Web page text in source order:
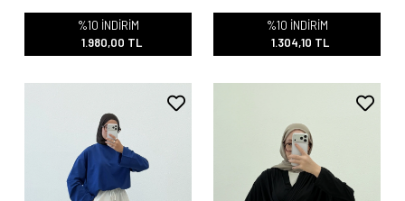
%10 İNDİRİM
1.980,00 TL
%10 İNDİRİM
1.304,10 TL